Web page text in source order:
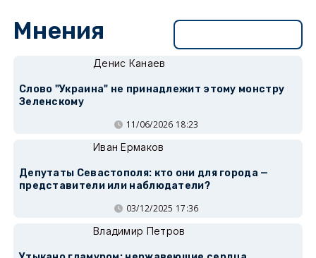
Мнения
Денис Канаев
Слово "Украина" не принадлежит этому монстру
Зеленскому
11/06/2026 18:23
Иван Ермаков
Депутаты Севастополя: кто они для города —
представители или наблюдатели?
03/12/2025 17:36
Владимир Петров